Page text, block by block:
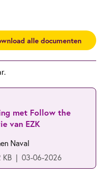
alle documenten
met Follow the
van EZK
Naval
KB 03-06-2026